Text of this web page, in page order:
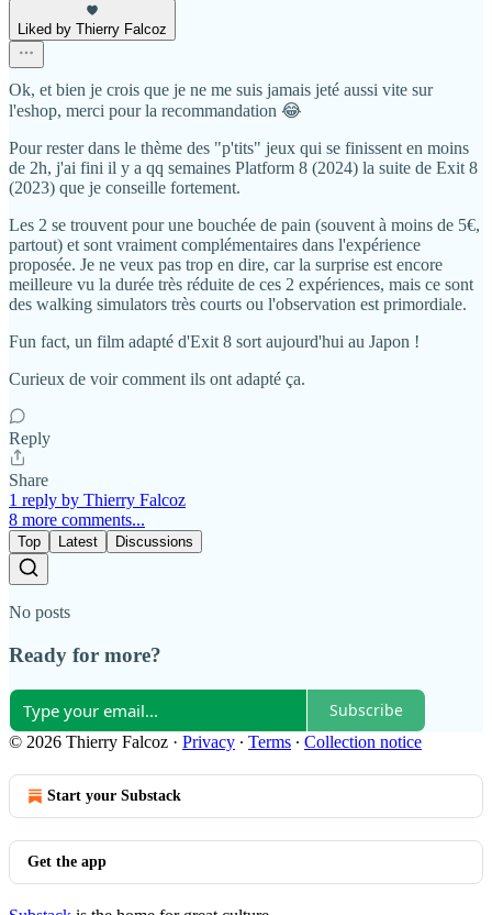
Liked by Thierry Falcoz
Ok, et bien je crois que je ne me suis jamais jeté aussi vite sur
l'eshop, merci pour la recommandation 😂
Pour rester dans le thème des "p'tits" jeux qui se finissent en moins
de 2h, j'ai fini il y a qq semaines Platform 8 (2024) la suite de Exit 8
(2023) que je conseille fortement.
Les 2 se trouvent pour une bouchée de pain (souvent à moins de 5€,
partout) et sont vraiment complémentaires dans l'expérience
proposée. Je ne veux pas trop en dire, car la surprise est encore
meilleure vu la durée très réduite de ces 2 expériences, mais ce sont
des walking simulators très courts ou l'observation est primordiale.
Fun fact, un film adapté d'Exit 8 sort aujourd'hui au Japon !
Curieux de voir comment ils ont adapté ça.
Reply
Share
1 reply by Thierry Falcoz
8 more comments...
Top Latest Discussions
No posts
Ready for more?
Subscribe
© 2026 Thierry Falcoz · Privacy ∙ Terms ∙ Collection notice
Start your Substack
Get the app